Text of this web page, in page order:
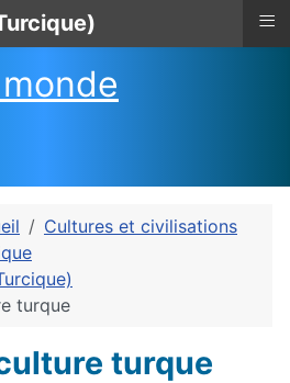
Cultures et civilisations
turque
turque
≡